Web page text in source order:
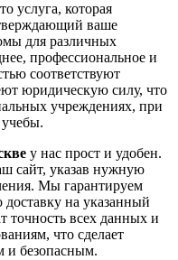
услуга, которая
ваше
для различных
профессиональное и
соответствуют
юридическую силу, что
учреждениях, при
у нас прост и удобен.
сайт, указав нужную
Мы гарантируем
на указанный
точность всех данных и
что сделает
и безопасным.